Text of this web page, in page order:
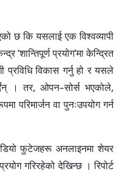
छ कि यसलाई एक विश्वव्यापी
‘शान्तिपूर्ण प्रयोग’मा केन्द्रित
विकास गर्नु हो र यसले
। तर, ओपन–सोर्स भएकोले,
परिमार्जन वा पुनःउपयोग गर्न
फुटेजहरू अनलाइनमा शेयर
गरिरहेको देखिन्छ । रिपोर्ट